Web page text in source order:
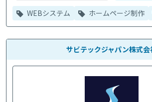
WEBシステム ホームページ制作
サビテックジャパン株式会